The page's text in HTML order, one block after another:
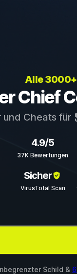
Alle
Chief
und Cheats für
4.9/5
37K Bewertungen
Sicher
VirusTotal Scan
Schild &